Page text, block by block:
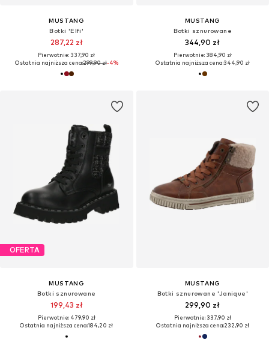
MUSTANG
Botki 'Elfi'
287,22 zł
Pierwotnie: 337,90 zł
Ostatnia najniższa cena:299,90 zł-4%
MUSTANG
Botki sznurowane
344,90 zł
Pierwotnie: 384,90 zł
Ostatnia najniższa cena:344,90 zł
OFERTA
MUSTANG
Botki sznurowane
199,43 zł
Pierwotnie: 479,90 zł
Ostatnia najniższa cena:184,20 zł
MUSTANG
Botki sznurowane 'Janique'
299,90 zł
Pierwotnie: 337,90 zł
Ostatnia najniższa cena:232,90 zł